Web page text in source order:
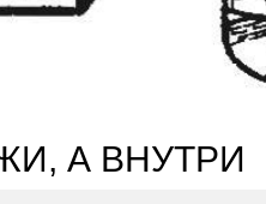
А ВНУТРИ